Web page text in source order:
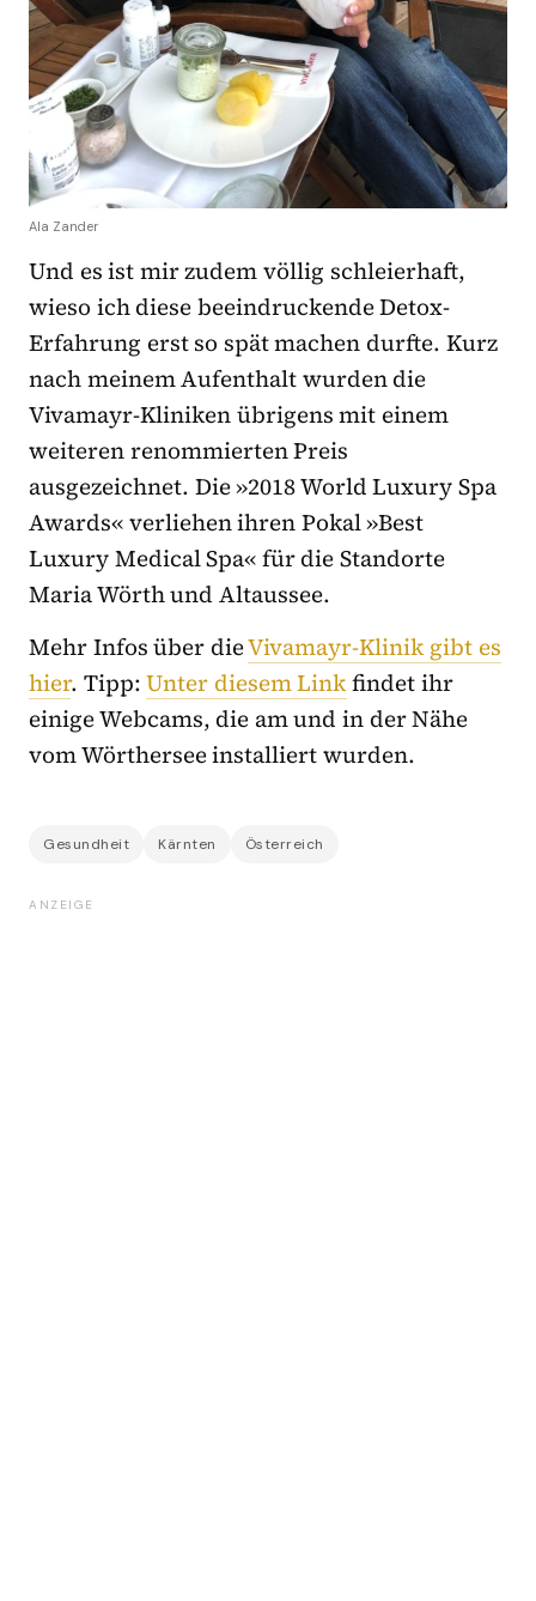
Ala Zander
Und es ist mir zudem völlig schleierhaft,
wieso ich diese beeindruckende Detox-
Erfahrung erst so spät machen durfte. Kurz
nach meinem Aufenthalt wurden die
Vivamayr-Kliniken übrigens mit einem
weiteren renommierten Preis
ausgezeichnet. Die »2018 World Luxury Spa
Awards« verliehen ihren Pokal »Best
Luxury Medical Spa« für die Standorte
Maria Wörth und Altaussee.
Mehr Infos über dieVivamayr-Klinik gibt es
hier. Tipp:Unter diesem Linkfindet ihr
einige Webcams, die am und in der Nähe
vom Wörthersee installiert wurden.
Gesundheit Kärnten Österreich
ANZEIGE